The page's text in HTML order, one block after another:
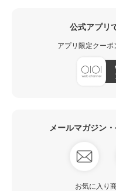
公式アプリ
アプリ限定クーポ
メールマガジン
お気に入り